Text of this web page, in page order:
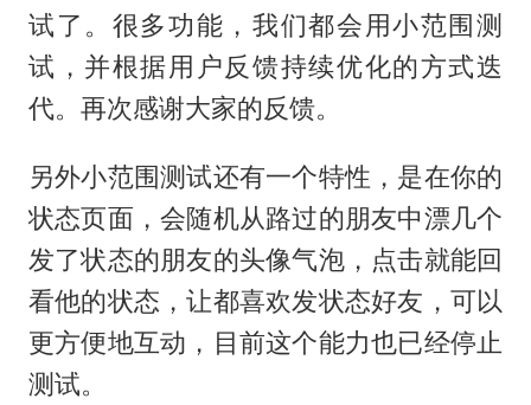
试了。很多功能，我们都会用小范围测
试，并根据用户反馈持续优化的方式迭
代。再次感谢大家的反馈。
另外小范围测试还有一个特性，是在你的
状态页面，会随机从路过的朋友中漂几个
发了状态的朋友的头像气泡，点击就能回
看他的状态，让都喜欢发状态好友，可以
更方便地互动，目前这个能力也已经停止
测试。